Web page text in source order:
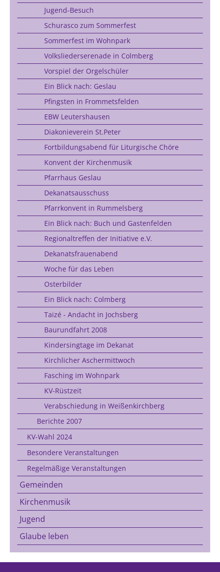
Jugend-Besuch
Schurasco zum Sommerfest
Sommerfest im Wohnpark
Volksliederserenade in Colmberg
Vorspiel der Orgelschüler
Ein Blick nach: Geslau
Pfingsten in Frommetsfelden
EBW Leutershausen
Diakonieverein St.Peter
Fortbildungsabend für Liturgische Chöre
Konvent der Kirchenmusik
Pfarrhaus Geslau
Dekanatsausschuss
Pfarrkonvent in Rummelsberg
Ein Blick nach: Buch und Gastenfelden
Regionaltreffen der Initiative e.V.
Dekanatsfrauenabend
Woche für das Leben
Osterbilder
Ein Blick nach: Colmberg
Taizé - Andacht in Jochsberg
Baurundfahrt 2008
Kindersingtage im Dekanat
Kirchlicher Aschermittwoch
Fasching im Wohnpark
KV-Rüstzeit
Verabschiedung in Weißenkirchberg
Berichte 2007
KV-Wahl 2024
Besondere Veranstaltungen
Regelmäßige Veranstaltungen
Gemeinden
Kirchenmusik
Jugend
Glaube leben